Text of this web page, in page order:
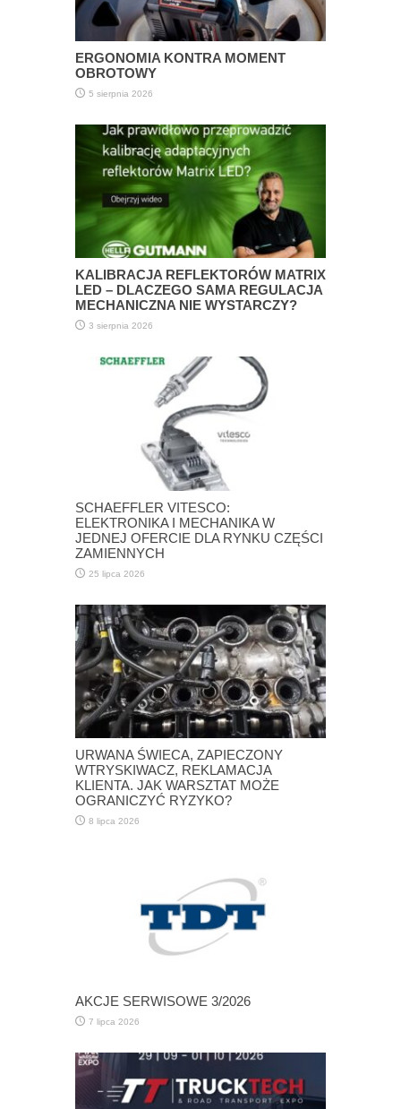
ERGONOMIA KONTRA MOMENT
OBROTOWY
5 sierpnia 2026
KALIBRACJA REFLEKTORÓW MATRIX
LED – DLACZEGO SAMA REGULACJA
MECHANICZNA NIE WYSTARCZY?
3 sierpnia 2026
SCHAEFFLER VITESCO:
ELEKTRONIKA I MECHANIKA W
JEDNEJ OFERCIE DLA RYNKU CZĘŚCI
ZAMIENNYCH
25 lipca 2026
URWANA ŚWIECA, ZAPIECZONY
WTRYSKIWACZ, REKLAMACJA
KLIENTA. JAK WARSZTAT MOŻE
OGRANICZYĆ RYZYKO?
8 lipca 2026
AKCJE SERWISOWE 3/2026
7 lipca 2026